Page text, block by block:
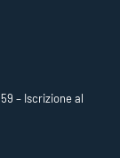
– Iscrizione al